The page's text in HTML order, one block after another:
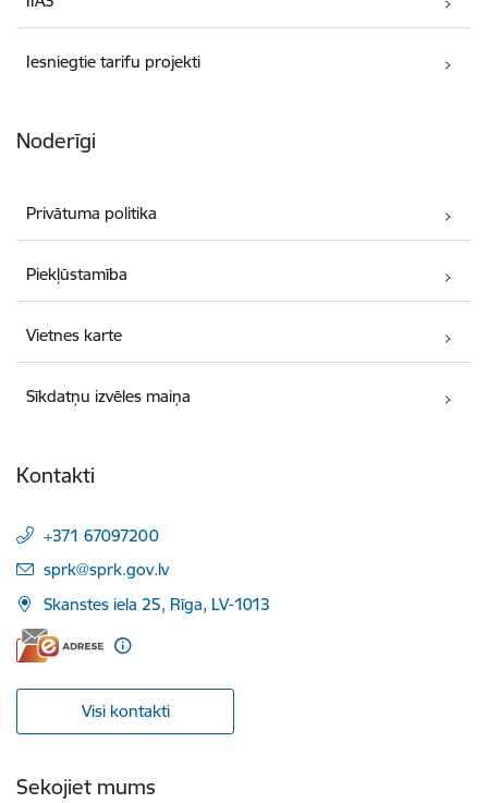
Iesniegtie tarifu projekti
Noderīgi
Privātuma politika
Piekļūstamība
Vietnes karte
Sīkdatņu izvēles maiņa
Kontakti
+371 67097200
E-pasts:
sprk@sprk.gov.lv
Skanstes iela 25, Rīga, LV-1013
Visi kontakti
Sekojiet mums